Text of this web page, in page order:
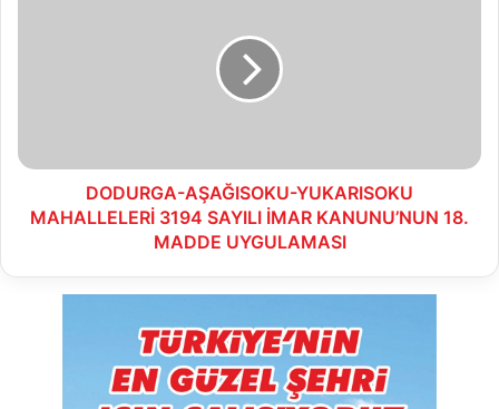
18.
UYGULAMASI
DODURGA-AŞAĞISOKU-YUKARISOKU
MAHALLELERİ 3194 SAYILI İMAR KANUNU’NUN 18.
MADDE UYGULAMASI